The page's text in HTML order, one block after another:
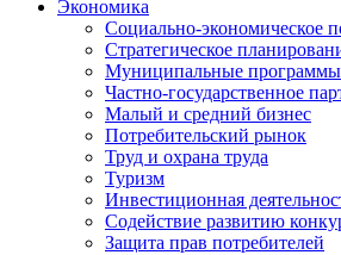
Экономика
Социально-экономическое
Стратегическое
Муниципальные программы
Частно-государственное
Малый и средний бизнес
Потребительский рынок
Труд и охрана труда
Туризм
Инвестиционная
Содействие развитию
Защита прав потребителей